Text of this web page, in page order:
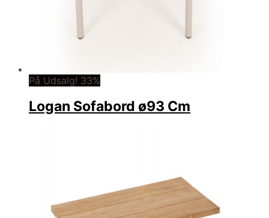
På Udsalg! 33%
Logan Sofabord ø93 Cm